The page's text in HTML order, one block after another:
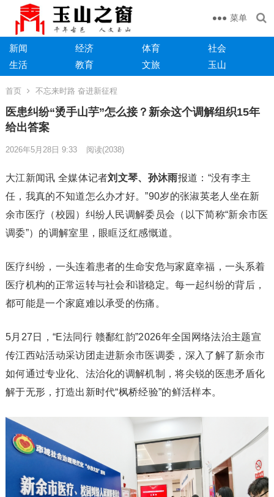
菜单
新闻 经济 体育
社会
生活
教育 文旅 玉山
首页 不忘来时路 奋进新征程
医患纠纷“烫手山芋”怎么接？新余这个调解组织15年
给出答案
2026年5月28日 9:33 阅读(2038)
大江新闻讯 全媒体记者刘文琴、孙沐雨报道：“没有李主
任，我真的不知道怎么办才好。”90岁的张淑英老人坐在新
余市医疗（校园）纠纷人民调解委员会（以下简称“新余市医
调委”）的调解室里，眼眶泛红感慨道。
医疗纠纷，一头连着患者的生命安危与家庭幸福，一头系着
医疗机构的正常运转与社会和谐稳定。每一起纠纷的背后，
都可能是一个家庭难以承受的伤痛。
5月27日，“E法同行 赣鄱红韵”2026年全国网络法治主题宣
传江西站活动采访团走进新余市医调委，深入了解了新余市
如何通过专业化、法治化的调解机制，将尖锐的医患矛盾化
解于无形，打造出新时代“枫桥经验”的鲜活样本。